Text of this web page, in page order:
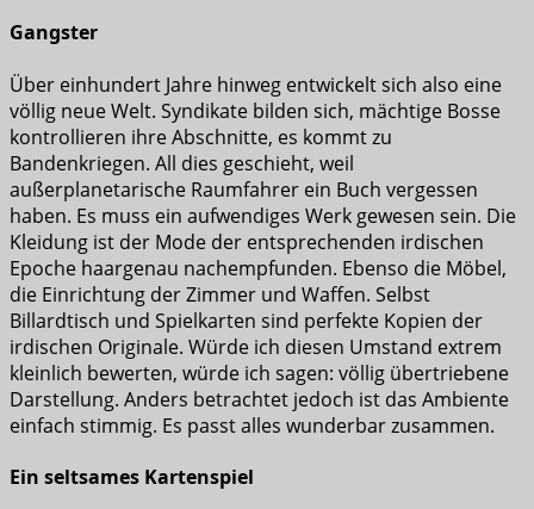
Gangster
Über einhundert Jahre hinweg entwickelt sich also eine
völlig neue Welt. Syndikate bilden sich, mächtige Bosse
kontrollieren ihre Abschnitte, es kommt zu
Bandenkriegen. All dies geschieht, weil
außerplanetarische Raumfahrer ein Buch vergessen
haben. Es muss ein aufwendiges Werk gewesen sein. Die
Kleidung ist der Mode der entsprechenden irdischen
Epoche haargenau nachempfunden. Ebenso die Möbel,
die Einrichtung der Zimmer und Waffen. Selbst
Billardtisch und Spielkarten sind perfekte Kopien der
irdischen Originale. Würde ich diesen Umstand extrem
kleinlich bewerten, würde ich sagen: völlig übertriebene
Darstellung. Anders betrachtet jedoch ist das Ambiente
einfach stimmig. Es passt alles wunderbar zusammen.
Ein seltsames Kartenspiel